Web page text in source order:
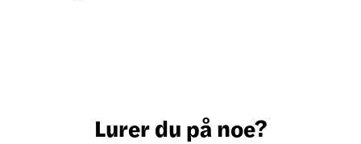
Lurer du på noe?